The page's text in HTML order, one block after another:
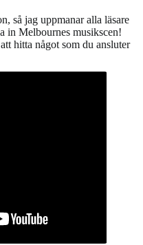
så jag uppmanar alla läsare
in Melbournes musikscen!
hitta något som du ansluter